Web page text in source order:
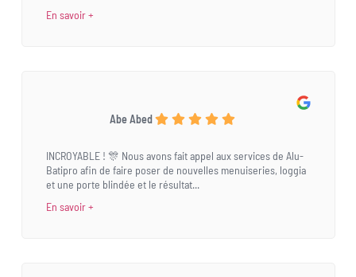
En savoir +
Abe Abed
INCROYABLE ! 🎊 Nous avons fait appel aux services de Alu-
Batipro afin de faire poser de nouvelles menuiseries, loggia
et une porte blindée et le résultat...
En savoir +